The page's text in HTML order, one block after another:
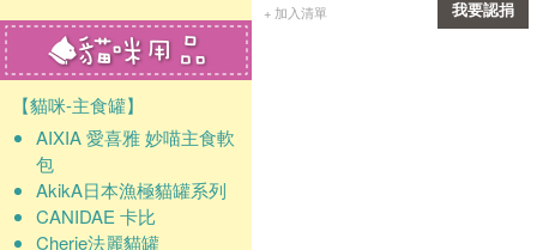
【貓咪-主食罐】
AIXIA 愛喜雅 妙喵主食軟
包
AkikA日本漁極貓罐系列
CANIDAE 卡比
Cherie法麗貓罐
+ 加入清單 我要認捐